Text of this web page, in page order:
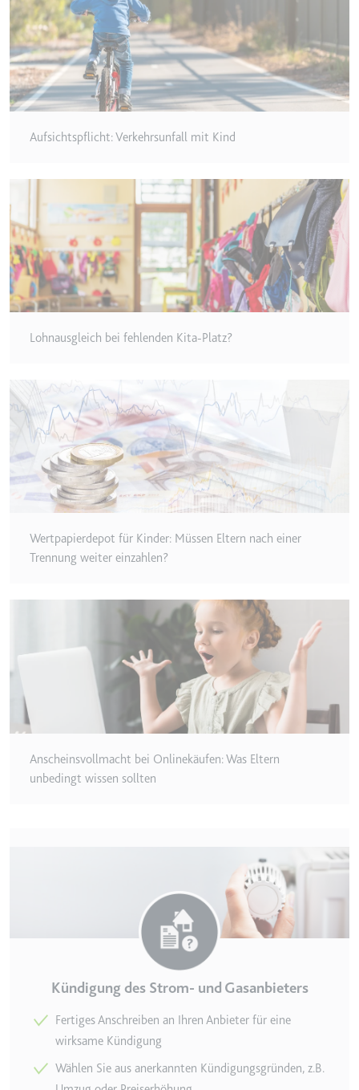
Anbieter:
www.googletagmanager.com
Zweck:
Verfolgt die Konversionsrate
zwischen dem Nutzer und den
Werbebannern auf der Website -
Dies dient der Optimierung der
Relevanz der Werbung auf der
Typ:
HTML Local Storage
__Secure-ROLLOUT_TOKEN
Anbieter:
youtube.com
Zweck:
Wird verwendet, um die
Interaktion der Nutzer mit
verfolgen.
Typ:
__Secure-YEC
Anbieter:
youtube.com
Zweck:
Speichert die
Benutzereinstellungen beim Abruf
integrierten Youtube-Videos
Ablauf:
__Secure-YNID
Anbieter:
youtube.com
Wird verwendet, um die
Interaktion der Nutzer mit
eingebetteten Inhalten zu
Ablauf:
180 Tage
Wird verwendet, um die
Interaktion der Nutzer mit
eingebetteten Inhalten zu
verfolgen.
Ablauf:
Sitzung
LogsDatabaseV2:V#||LogsRequestsStore
Anbieter:
youtube.com
Aufsichtspflicht: Verkehrsunfall mit Kind
Lohnausgleich bei fehlenden Kita-Platz?
Wertpapierdepot für Kinder: Müssen Eltern nach einer
Trennung weiter einzahlen?
Anscheinsvollmacht bei Onlinekäufen: Was Eltern
unbedingt wissen sollten
Kündigung des Strom- und Gasanbieters
Fertiges Anschreiben an Ihren An­bieter für eine
wirksame Kündigung
Wählen Sie aus anerkannten Kündigungs­gründen, z.B.